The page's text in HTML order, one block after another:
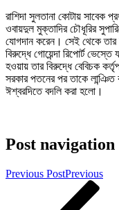
রাশিদা সুলতানা কোটায় সাবেক
ওবায়দুল মুক্তাদির চৌধূরির
যোগদান করেন। সেই থেকে
বিরুদ্ধে গোয়েন্দা রিপোর্ট ভেস্তে
হওয়ায় তার বিরুদ্ধে বেবিচক
সরকার পতনের পর তাকে লান্ঞিত
ঈশ্বরদিতে বদলি করা হলো।
Post navigation
Previous PostPrevious